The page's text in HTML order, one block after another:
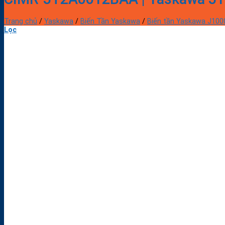
Trang chủ / Yaskawa / Biến Tần Yaskawa / Biến tần Yaskawa
Lọc